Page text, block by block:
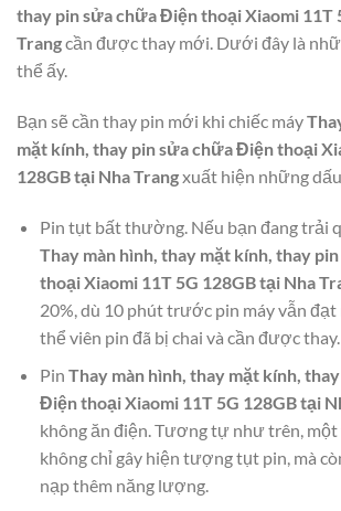
thay pin sửa chữa Điện thoại Xiaomi 11T
Trangcần được thay mới. Dưới đây là
thể ấy.
Bạn sẽ cần thay pin mới khi chiếc máy
mặt kính, thay pin sửa chữa Điện thoại
128GB tại Nha Trangxuất hiện những
Pin tụt bất thường. Nếu bạn đang trải
Thay màn hình, thay mặt kính, thay
thoại Xiaomi 11T 5G 128GB tại Nha
20%, dù 10 phút trước pin máy vẫn đạt
thể viên pin đã bị chai và cần được thay.
Pin Thay màn hình, thay mặt kính,
Điện thoại Xiaomi 11T 5G 128GB tại
không ăn điện. Tương tự như trên, một
không chỉ gây hiện tượng tụt pin, mà
nạp thêm năng lượng.